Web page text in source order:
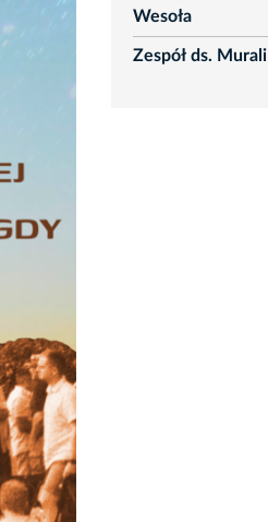
Wesoła
rozwiń
Zespół ds. Murali
rozwiń